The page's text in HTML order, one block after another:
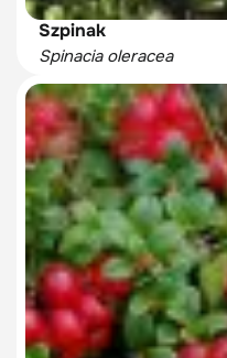
Szpinak
Spinacia oleracea